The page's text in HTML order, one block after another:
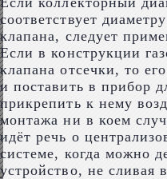
соответствует
клапана, следует
Если в конструкции
клапана отсечки, то
и поставить в прибор
прикрепить к нему
монтажа ни в коем
идёт речь о
системе, когда можно
устройство, не сливая